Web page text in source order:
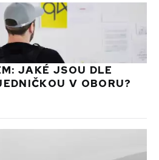
JAKÉ JSOU DLE
V OBORU?